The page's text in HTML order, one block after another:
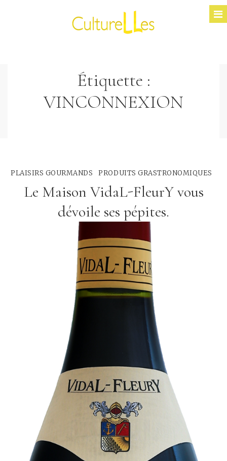
Étiquette :
VINCONNEXION
PLAISIRS GOURMANDS PRODUITS GRASTRONOMIQUES
Le Maison VidaL-FleurY vous
dévoile ses pépites.